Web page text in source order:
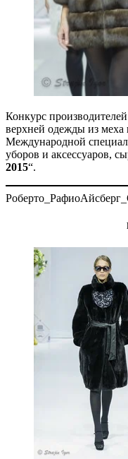
Конкурс
верхней одежды из меха
Международной
уборов и аксессуаров,
2015“.
Роберто_Рафио